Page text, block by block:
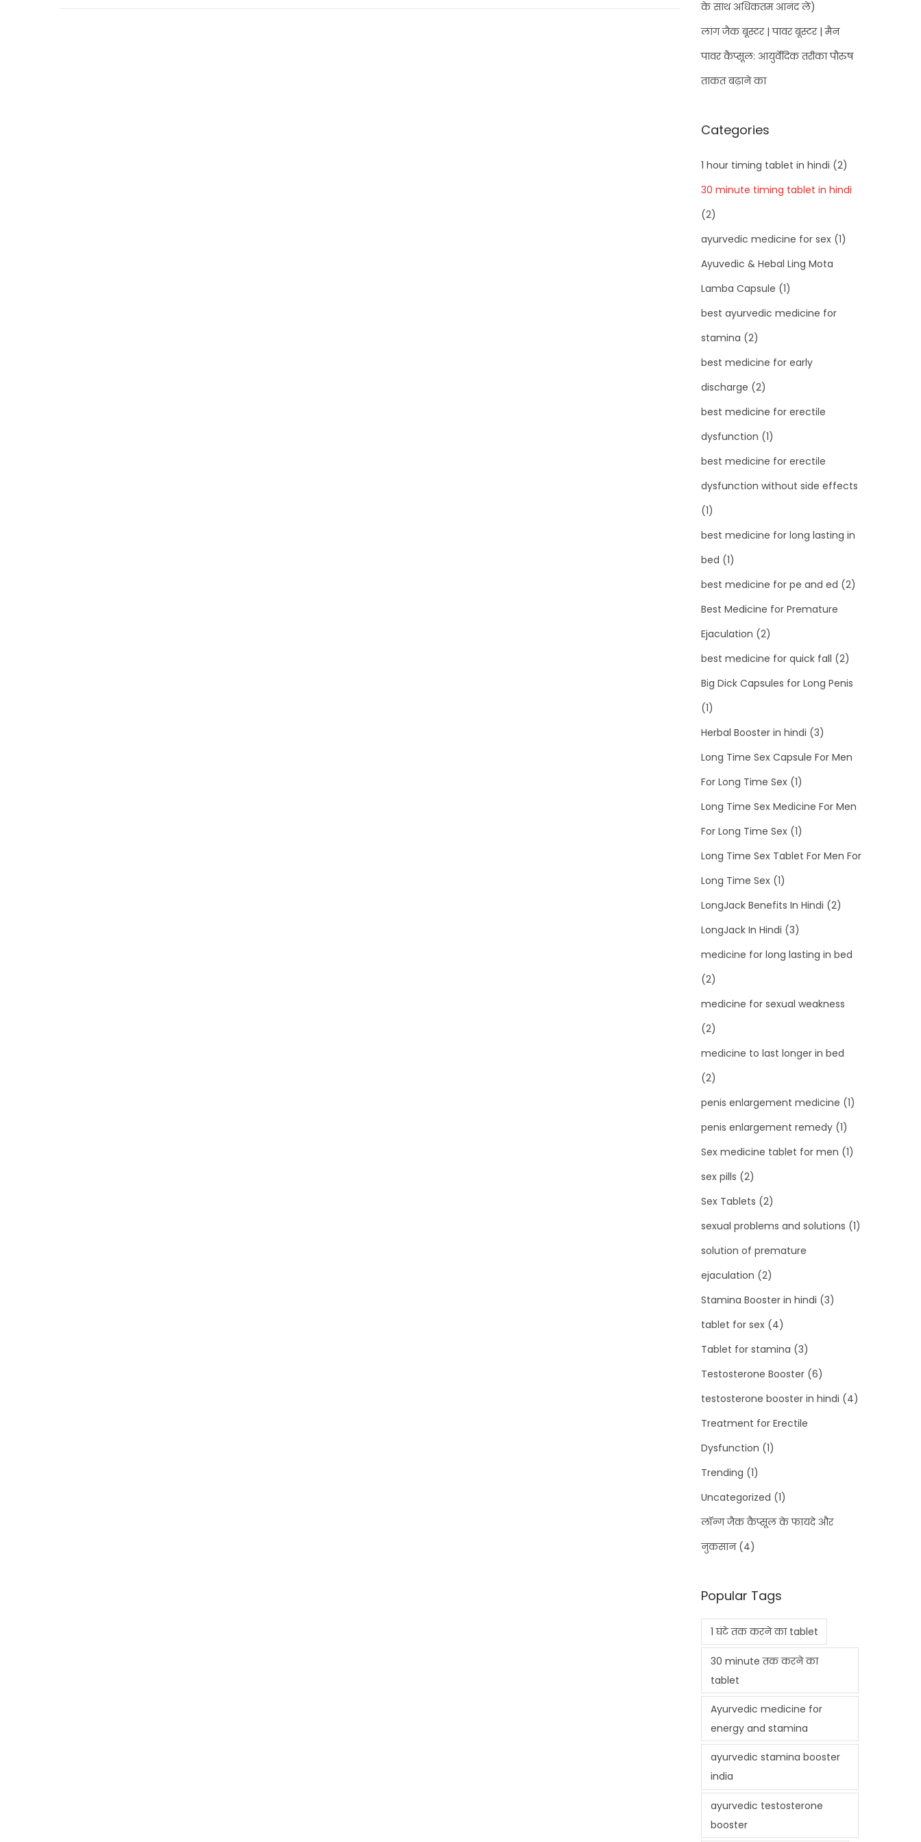
के साथ अधिकतम आनंद लें)
लांग जैक बूस्टर | पावर बूस्टर | मैन
पावर कैप्सूल: आयुर्वेदिक तरीका पौरुष
ताकत बढ़ाने का
Categories
1 hour timing tablet in hindi (2)
30 minute timing tablet in hindi
(2)
ayurvedic medicine for sex (1)
Ayuvedic & Hebal Ling Mota
Lamba Capsule (1)
best ayurvedic medicine for
stamina (2)
best medicine for early
discharge (2)
best medicine for erectile
dysfunction (1)
best medicine for erectile
dysfunction without side effects
(1)
best medicine for long lasting in
bed (1)
best medicine for pe and ed (2)
Best Medicine for Premature
Ejaculation (2)
best medicine for quick fall (2)
Big Dick Capsules for Long Penis
(1)
Herbal Booster in hindi (3)
Long Time Sex Capsule For Men
For Long Time Sex (1)
Long Time Sex Medicine For Men
For Long Time Sex (1)
Long Time Sex Tablet For Men For
Long Time Sex (1)
LongJack Benefits In Hindi (2)
LongJack In Hindi (3)
medicine for long lasting in bed
(2)
medicine for sexual weakness
(2)
medicine to last longer in bed
(2)
penis enlargement medicine (1)
penis enlargement remedy (1)
Sex medicine tablet for men (1)
sex pills (2)
Sex Tablets (2)
sexual problems and solutions (1)
solution of premature
ejaculation (2)
Stamina Booster in hindi (3)
tablet for sex (4)
Tablet for stamina (3)
Testosterone Booster (6)
testosterone booster in hindi (4)
Treatment for Erectile
Dysfunction (1)
Trending (1)
Uncategorized (1)
लॉन्ग जैक कैप्सूल के फायदे और
नुकसान(4)
Popular Tags
1 घंटे तक करने का tablet
30 minute तक करने का
tablet
Ayurvedic medicine for
energy and stamina
ayurvedic stamina booster
india
ayurvedic testosterone
booster